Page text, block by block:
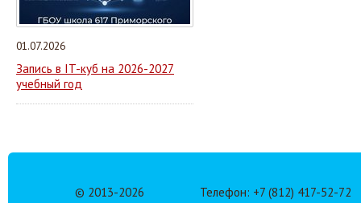
01.07.2026
Запись в IT-куб на 2026-2027
учебный год
© 2013-2026 Телефон: +7 (812) 417-52-72